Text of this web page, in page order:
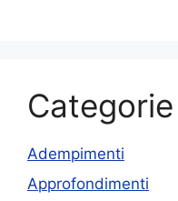
Categorie
Adempimenti
Approfondimenti